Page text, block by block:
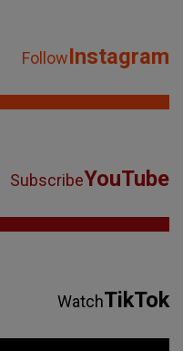
FollowInstagram
SubscribeYouTube
WatchTikTok